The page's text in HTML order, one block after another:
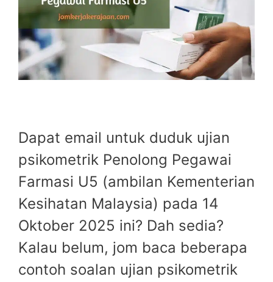
Dapat email untuk duduk ujian
psikometrik Penolong Pegawai
Farmasi U5 (ambilan Kementerian
Kesihatan Malaysia) pada 14
Oktober 2025 ini? Dah sedia?
Kalau belum, jom baca beberapa
contoh soalan ujian psikometrik